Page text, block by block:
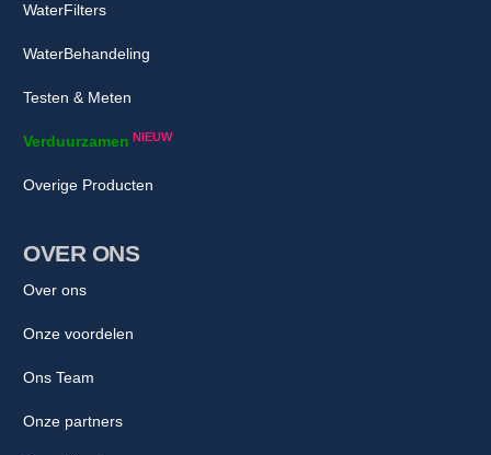
WaterFilters
WaterBehandeling
Testen & Meten
Verduurzamen NIEUW
Overige Producten
OVER ONS
Over ons
Onze voordelen
Ons Team
Onze partners